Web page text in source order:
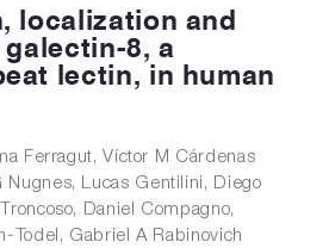
localization and
8, a
lectin, in human
Ferragut, Víctor M Cárdenas
Nugnes, Lucas Gentilini, Diego
Daniel Compagno,
Todel, Gabriel A Rabinovich